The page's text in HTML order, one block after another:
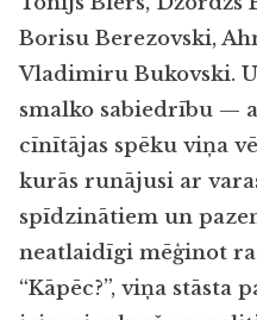
Borisu Berezovski,
Vladimiru Bukovski.
smalko sabiedrību —
cīnītājas spēku viņa
kurās runājusi ar
spīdzinātiem un
neatlaidīgi mēģinot
“Kāpēc?”, viņa